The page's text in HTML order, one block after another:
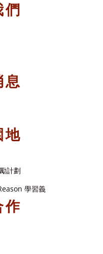
們
息
地
計劃
學習義
作